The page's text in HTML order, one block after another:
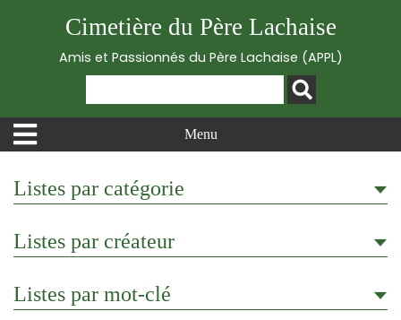
Cimetière du Père Lachaise
Amis et Passionnés du Père Lachaise (APPL)
Menu
Listes par catégorie
Listes par créateur
Listes par mot-clé